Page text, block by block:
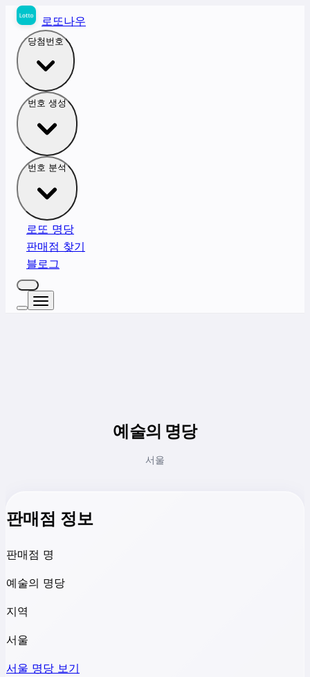
로또나우
당첨번호
번호 생성
번호 분석
로또 명당
판매점 찾기
블로그
예술의 명당
서울
판매점 정보
판매점 명
예술의 명당
지역
서울
서울 명당 보기